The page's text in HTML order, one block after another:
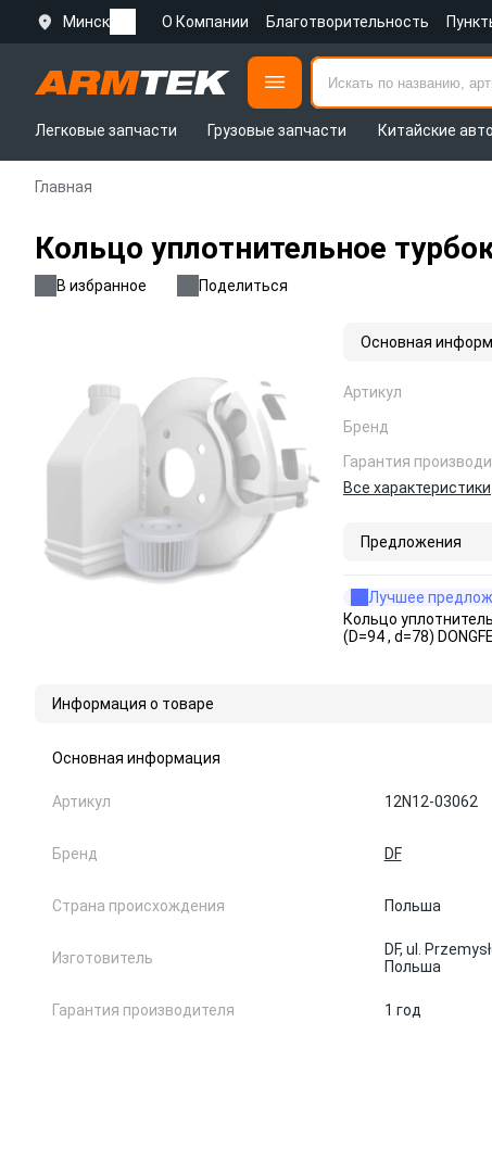
Минск О Компании Благотворительность
Легковые запчасти
Грузовые запчасти Китайские авто
Главная
Кольцо уплотнительное
В избранное Поделиться
Основная
Артикул
Бренд
Гарантия
Все характеристики
Предложения
Лучшее
Кольцо
(D=94 , d=78)
Информация о товаре
Основная информация
Артикул 12N12-03062
Бренд DF
Страна происхождения Польша
Изготовитель
DF, ul.
Польша
Гарантия производителя 1 год